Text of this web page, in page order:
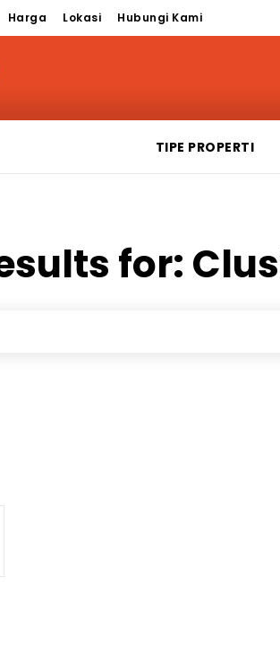
Harga Lokasi Hubungi Kami
TIPE PROPERTI
for: